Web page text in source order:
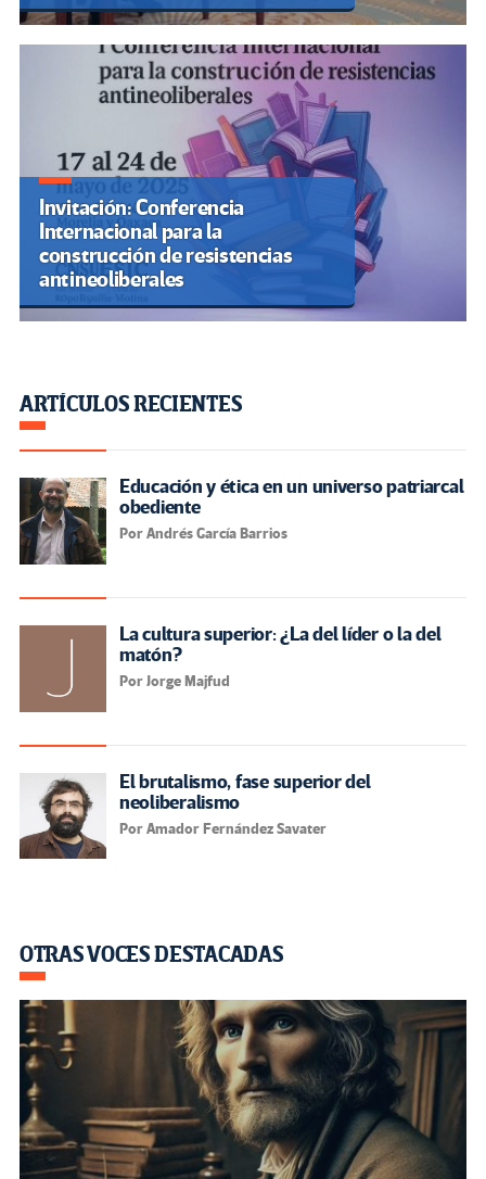
Invitación: Conferencia
Internacional para la
construcción de resistencias
antineoliberales
ARTÍCULOS RECIENTES
Educación y ética en un universo patriarcal
obediente
Por Andrés García Barrios
La cultura superior: ¿La del líder o la del
matón?
Por Jorge Majfud
El brutalismo, fase superior del
neoliberalismo
Por Amador Fernández Savater
OTRAS VOCES DESTACADAS